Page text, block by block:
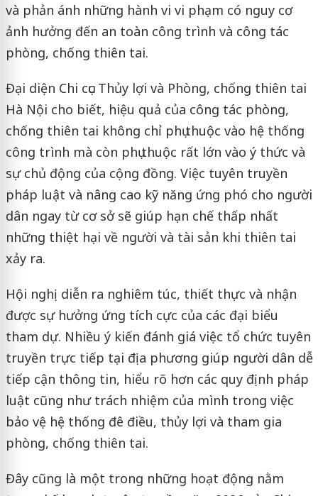
và phản ánh những hành vi vi phạm có nguy cơ
ảnh hưởng đến an toàn công trình và công tác
phòng, chống thiên tai.
Đại diện Chi cục Thủy lợi và Phòng, chống thiên tai
Hà Nội cho biết, hiệu quả của công tác phòng,
chống thiên tai không chỉ phụ thuộc vào hệ thống
công trình mà còn phụ thuộc rất lớn vào ý thức và
sự chủ động của cộng đồng. Việc tuyên truyền
pháp luật và nâng cao kỹ năng ứng phó cho người
dân ngay từ cơ sở sẽ giúp hạn chế thấp nhất
những thiệt hại về người và tài sản khi thiên tai
xảy ra.
Hội nghị diễn ra nghiêm túc, thiết thực và nhận
được sự hưởng ứng tích cực của các đại biểu
tham dự. Nhiều ý kiến đánh giá việc tổ chức tuyên
truyền trực tiếp tại địa phương giúp người dân dễ
tiếp cận thông tin, hiểu rõ hơn các quy định pháp
luật cũng như trách nhiệm của mình trong việc
bảo vệ hệ thống đê điều, thủy lợi và tham gia
phòng, chống thiên tai.
Đây cũng là một trong những hoạt động nằm